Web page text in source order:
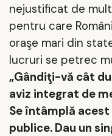
nejustificat de
pentru care
oraşe mari din
lucruri se petrec
„Gândiţi-vă cât
aviz integrat de
Se întâmplă
publice. Dau un